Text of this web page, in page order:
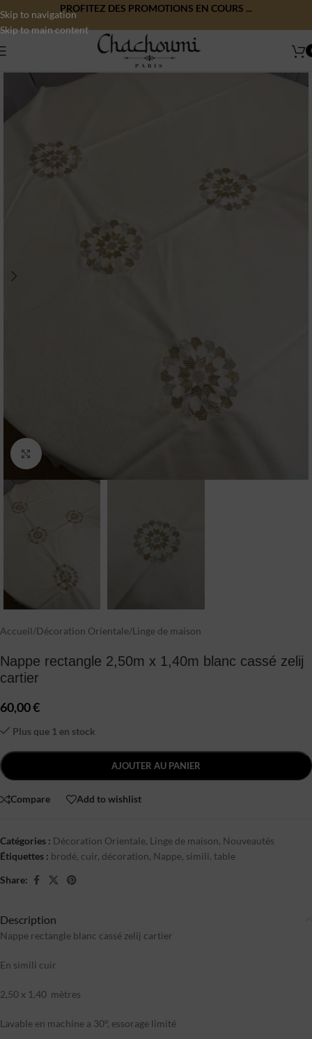
Skip to navigation
Skip to main content
PROFITEZ DES PROMOTIONS EN COURS ...
Click to enlarge
Accueil/Décoration Orientale/Linge de maison
Nappe rectangle 2,50m x 1,40m blanc cassé zelij
cartier
60,00€
Plus que 1 en stock
AJOUTER AU PANIER
Compare Add to wishlist
Catégories : Décoration Orientale, Linge de maison, Nouveautés
Étiquettes : brodé, cuir, décoration, Nappe, simili, table
Share:
Description
Nappe rectangle blanc cassé zelij cartier
En simili cuir
2,50 x 1,40 mètres
Lavable en machine a 30°, essorage limité